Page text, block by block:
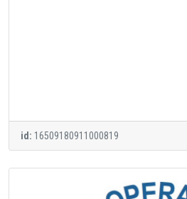
id: 16509180911000819